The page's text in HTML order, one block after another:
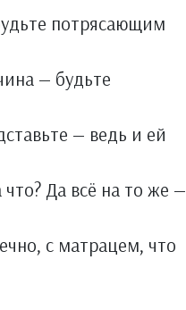
потрясающим
— будьте
— ведь и ей
Да всё на то же —
с матрацем, что